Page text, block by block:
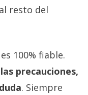
resto del
100% fiable.
precauciones,
. Siempre